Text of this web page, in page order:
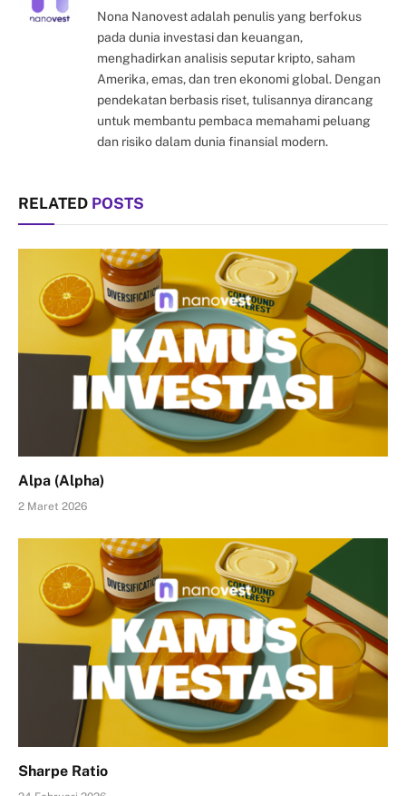
Nona Nanovest adalah penulis yang berfokus
pada dunia investasi dan keuangan,
menghadirkan analisis seputar kripto, saham
Amerika, emas, dan tren ekonomi global. Dengan
pendekatan berbasis riset, tulisannya dirancang
untuk membantu pembaca memahami peluang
dan risiko dalam dunia finansial modern.
RELATED POSTS
Alpa (Alpha)
2 Maret 2026
Sharpe Ratio